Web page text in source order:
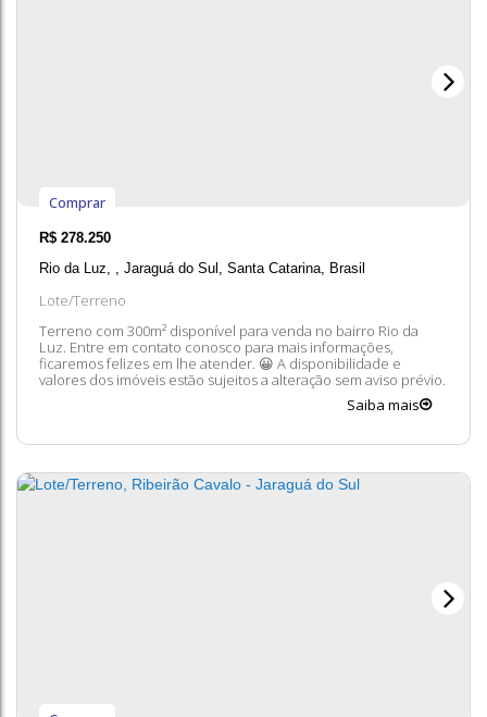
Lote/Terreno
R$ 278.250
Rio da Luz
Jaraguá do Sul Santa Catarina Brasil
Terreno com 300m² disponível para venda no bairro Rio da
Luz. Entre em contato conosco para mais informações,
ficaremos felizes em lhe atender. 😀 A disponibilidade e
valores dos imóveis estão sujeitos a alteração sem aviso prévio.
Comprar
Saiba mais